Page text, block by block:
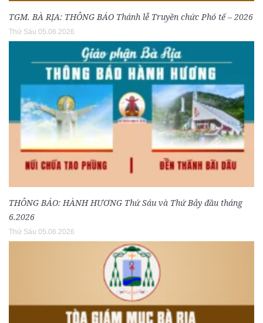
TGM. BÀ RỊA: THÔNG BÁO Thánh lễ Truyền chức Phó tế – 2026
Thứ Sáu 05.06.2026
THÔNG BÁO: HÀNH HƯƠNG Thứ Sáu và Thứ Bảy đầu tháng
6.2026
Thứ Sáu 05.06.2026